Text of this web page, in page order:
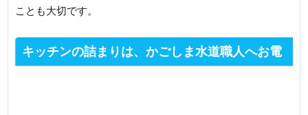
ことも大切です。
キッチンの詰まりは、かごしま水道職人へお電